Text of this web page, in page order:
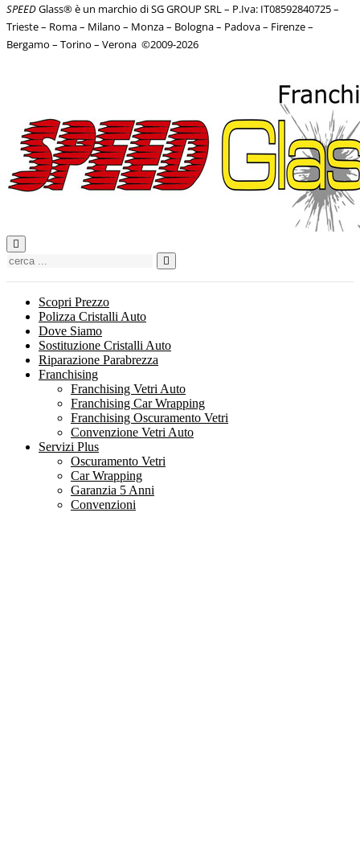
SPEEDGlass® è un marchio di SG GROUP SRL – P.Iva: IT08592840725–
Trieste – Roma – Milano – Monza – Bologna – Padova – Firenze –
Bergamo – Torino – Verona ©2009-2026
Cerca
Scopri Prezzo
Polizza Cristalli Auto
Dove Siamo
Sostituzione Cristalli Auto
Riparazione Parabrezza
Franchising
Franchising Vetri Auto
Franchising Car Wrapping
Franchising Oscuramento Vetri
Convenzione Vetri Auto
Servizi Plus
Oscuramento Vetri
Car Wrapping
Garanzia 5 Anni
Convenzioni